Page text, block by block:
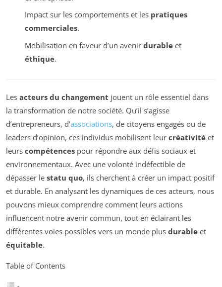
Impact sur les comportements et les pratiques
commerciales.
Mobilisation en faveur d’un avenir durableet
éthique.
Les acteurs du changement jouent un rôle essentiel dans
la transformation de notre société. Qu’il s’agisse
d’entrepreneurs, d’associations, de citoyens engagés ou de
leaders d’opinion, ces individus mobilisent leur créativité et
leurs compétences pour répondre aux défis sociaux et
environnementaux. Avec une volonté indéfectible de
dépasser le statu quo, ils cherchent à créer un impact positif
et durable. En analysant les dynamiques de ces acteurs, nous
pouvons mieux comprendre comment leurs actions
influencent notre avenir commun, tout en éclairant les
différentes voies possibles vers un monde plus durable et
équitable.
Table of Contents